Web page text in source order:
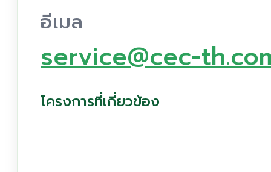
อีเมล
service@cec-
โครงการที่เกี่ยวข้อง